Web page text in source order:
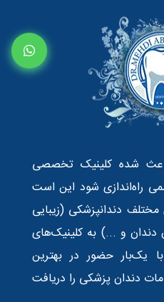
شده کلینیک تخصصی
راه‌اندازی شود این است
مختلف دندانپزشکی (زیبایی
دندان و ...) به کلینیک‌های
یک‌بار حضور در بهترین
دندان پزشکی را دریافت